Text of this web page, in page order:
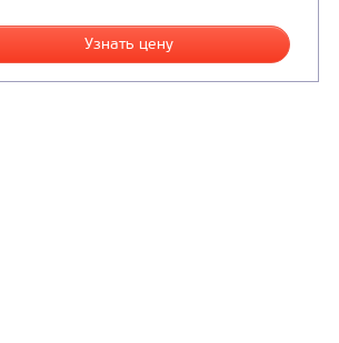
Узнать цену